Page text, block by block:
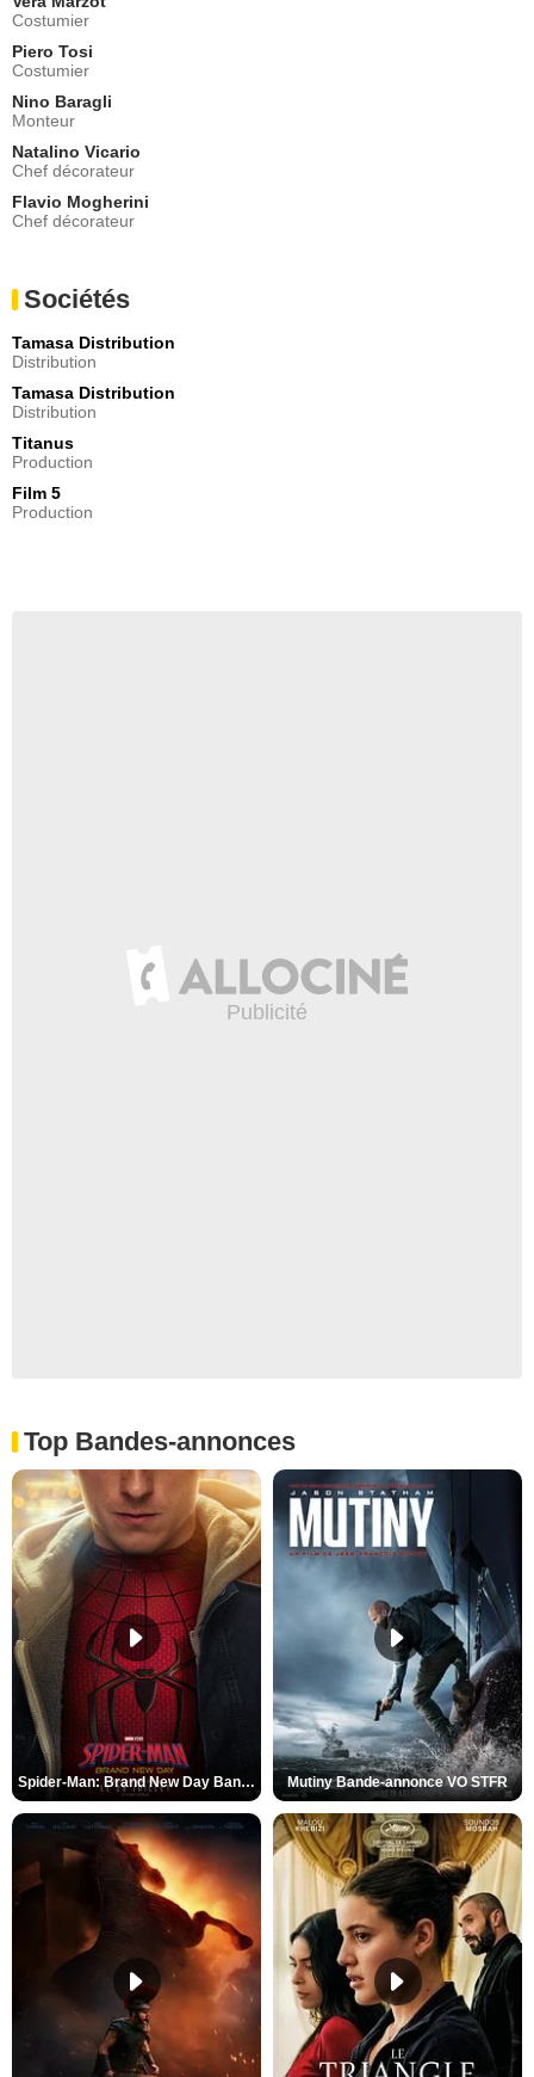
Costumier
Piero Tosi
Costumier
Nino Baragli
Monteur
Natalino Vicario
Chef décorateur
Flavio Mogherini
Chef décorateur
Sociétés
Tamasa Distribution
Distribution
Tamasa Distribution
Distribution
Titanus
Production
Film 5
Production
Top Bandes-annonces
Spider-Man: Brand New Day Bande-annonce VO STFR Mutiny Bande-annonce VO STFR